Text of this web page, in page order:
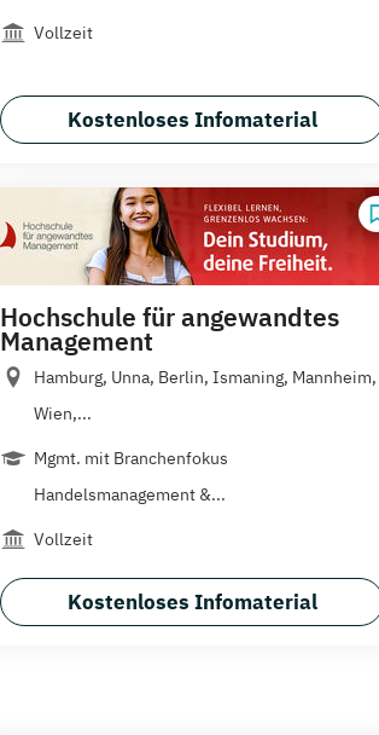
Vollzeit
Kostenloses Infomaterial
Hochschule für angewandtes
Management
Hamburg, Unna, Berlin, Ismaning, Mannheim,
Wien,...
Mgmt. mit Branchenfokus
Handelsmanagement &...
Vollzeit
Kostenloses Infomaterial